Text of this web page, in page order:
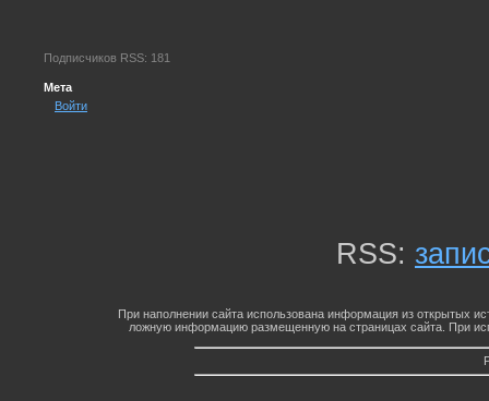
Подписчиков RSS: 181
Мета
Войти
RSS:
При наполнении сайта использована информация из открытых
ложную информацию размещенную на страницах сайта. При